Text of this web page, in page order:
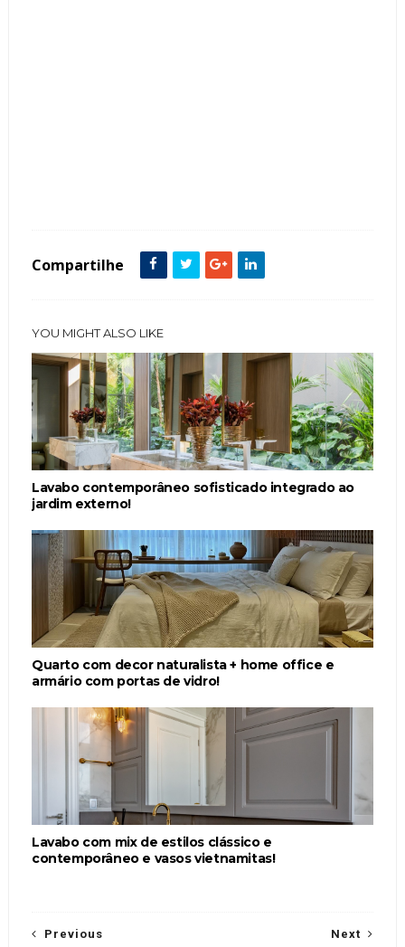
Compartilhe
YOU MIGHT ALSO LIKE
Lavabo contemporâneo sofisticado integrado ao
jardim externo!
Quarto com decor naturalista + home office e
armário com portas de vidro!
Lavabo com mix de estilos clássico e
contemporâneo e vasos vietnamitas!
Next
Previous